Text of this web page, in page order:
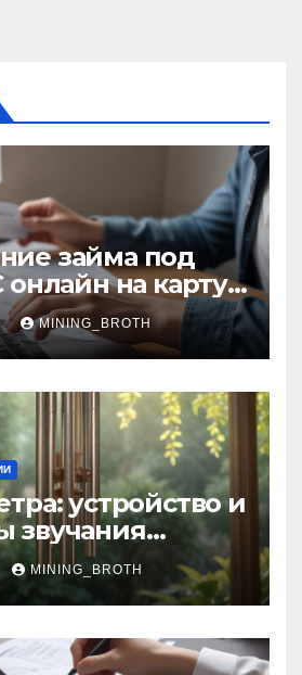
займа под
онлайн на карту
в офис: порядок,
и документы
MINING_BROTH
устройство и
звучания
MINING_BROTH